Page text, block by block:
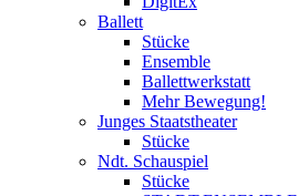
Ballett
Stücke
Ensemble
Ballettwerkstatt
Mehr Bewegung!
Junges Staatstheater
Stücke
Ndt. Schauspiel
Stücke